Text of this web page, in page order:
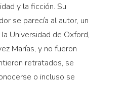
y la ficción. Su
se parecía al autor, un
Universidad de Oxford,
Marías, y no fueron
retratados, se
o incluso se